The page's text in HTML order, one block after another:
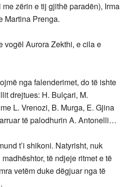
zërin e tij gjithë paradën), Irma
Martina Prenga.
vogël Aurora Zekthi, e cila e
nga falenderimet, do të ishte
drejtues: H. Bulçari, M.
L. Vrenozi, B. Murga, E. Gjina
të palodhurin A. Antonelli…
t’i shikoni. Natyrisht, nuk
të ndjeje ritmet e të
vetëm duke dëgjuar nga të